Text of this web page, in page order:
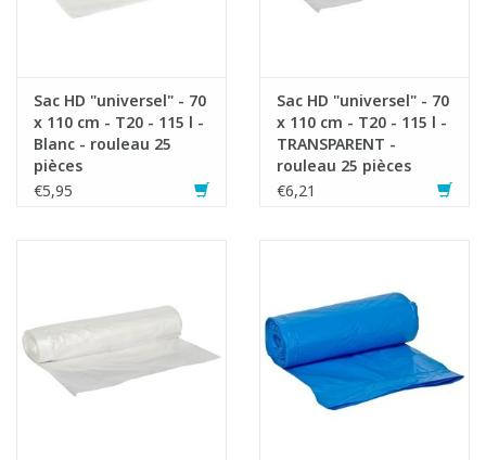
Sac HD "universel" - 70
x 110 cm - T20 - 115 l -
Blanc - rouleau 25
pièces
€5,95
Sac HD "universel" - 70
x 110 cm - T20 - 115 l -
TRANSPARENT -
rouleau 25 pièces
€6,21